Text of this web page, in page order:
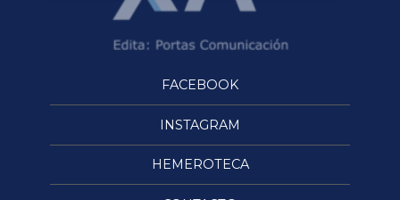
FACEBOOK
INSTAGRAM
HEMEROTECA